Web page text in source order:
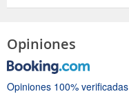
Opiniones
Opiniones 100% verificadas